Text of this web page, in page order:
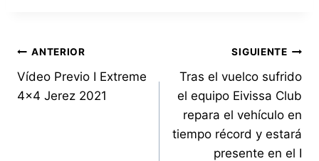
Navegación
de
ANTERIOR
Vídeo Previo I Extreme
4×4 Jerez 2021
SIGUIENTE
Tras el vuelco sufrido
el equipo Eivissa Club
repara el vehículo en
tiempo récord y estará
presente en el I